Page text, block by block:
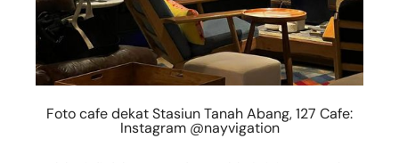
Foto cafe dekat Stasiun Tanah Abang, 127 Cafe:
Instagram @nayvigation